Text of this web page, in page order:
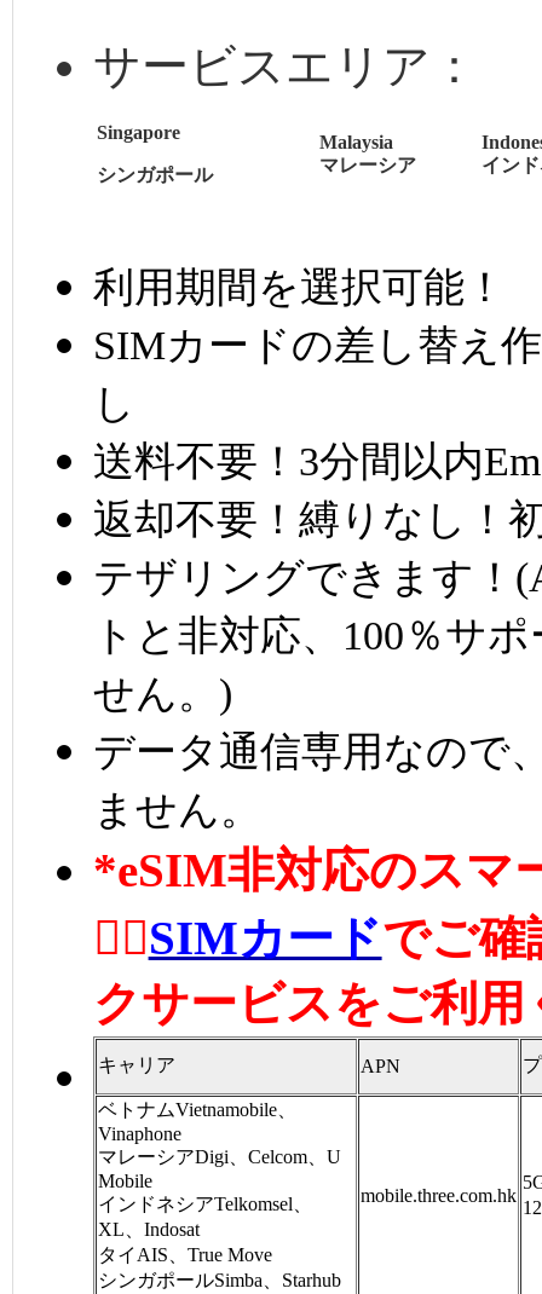
サービスエリア：
Singapore
シンガポール
Malaysia
マレーシア
イン
利用期間を選択可能！
SIMカードの差し替え
し
送料不要！3分間以内
返却不要！縛りなし！
テザリングできます！
トと非対応、100％サ
せん。)
データ通信専用なので
ません。
*eSIM非対応のスマ
👉🏼SIMカードでご確
クサービスをご利用
キャリア APN
ベトナムVietnamobile、
Vinaphone
マレーシアDigi、Celcom、U
Mobile
インドネシアTelkomsel、
XL、Indosat
タイAIS、True Move
シンガポールSimba、Starhub
mobile.three.com.hk